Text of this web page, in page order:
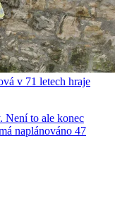
v 71 letech hraje
Není to ale konec
naplánováno 47